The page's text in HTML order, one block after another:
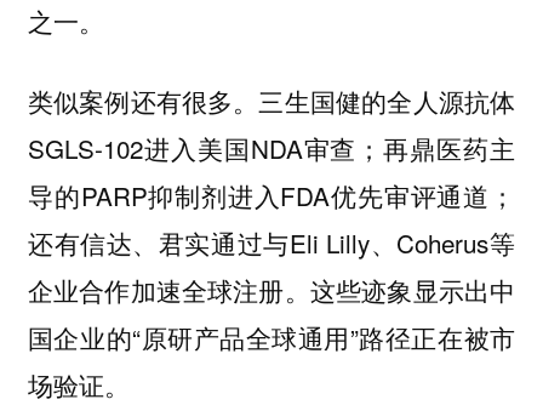
之一。
类似案例还有很多。三生国健的全人源抗体
SGLS-102进入美国NDA审查；再鼎医药主
导的PARP抑制剂进入FDA优先审评通道；
还有信达、君实通过与Eli Lilly、Coherus等
企业合作加速全球注册。这些迹象显示出中
国企业的“原研产品全球通用”路径正在被市
场验证。